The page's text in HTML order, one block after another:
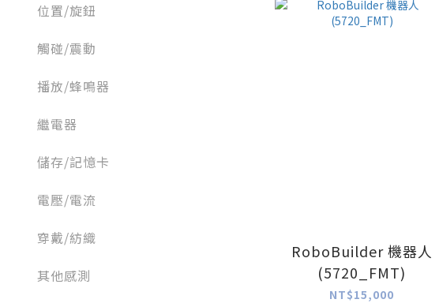
位置/旋鈕
觸碰/震動
播放/蜂鳴器
繼電器
儲存/記憶卡
電壓/電流
穿戴/紡織
其他感測
RoboBuilder 機器人
(5720_FMT)
NT$15,000